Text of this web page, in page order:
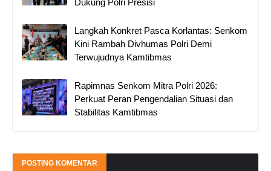
Langkah Konkret Pasca Korlantas: Senkom
Kini Rambah Divhumas Polri Demi
Terwujudnya Kamtibmas
Rapimnas Senkom Mitra Polri 2026:
Perkuat Peran Pengendalian Situasi dan
Stabilitas Kamtibmas
POSTING KOMENTAR